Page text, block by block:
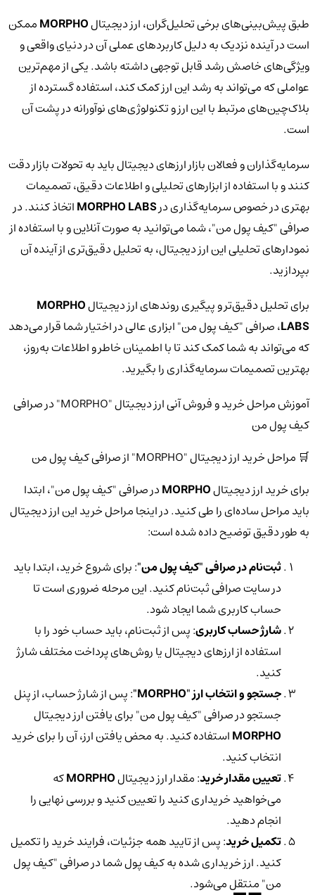
طبق پیش‌بینی‌های برخی تحلیل‌گران، ارز دیجیتالMORPHOممکن
است در آینده نزدیک به دلیل کاربردهای عملی آن در دنیای واقعی و
ویژگی‌های خاصش رشد قابل توجهی داشته باشد. یکی از مهم‌ترین
عواملی که می‌تواند به رشد این ارز کمک کند، استفاده گسترده از
بلاک‌چین‌های مرتبط با این ارز و تکنولوژی‌های نوآورانه در پشت آن
است.
سرمایه‌گذاران و فعالان بازار ارزهای دیجیتال باید به تحولات بازار دقت
کنند و با استفاده از ابزارهای تحلیلی و اطلاعات دقیق، تصمیمات
بهتری در خصوص سرمایه‌گذاری درMORPHO LABSاتخاذ کنند. در
صرافی "کیف پول من"، شما می‌توانید به صورت آنلاین و با استفاده از
نمودارهای تحلیلی این ارز دیجیتال، به تحلیل دقیق‌تری از آینده آن
بپردازید.
برای تحلیل دقیق‌تر و پیگیری روندهای ارز دیجیتالMORPHO
LABS، صرافی "کیف پول من" ابزاری عالی در اختیار شما قرار می‌دهد
که می‌تواند به شما کمک کند تا با اطمینان خاطر و اطلاعات به‌روز،
بهترین تصمیمات سرمایه‌گذاری را بگیرید.
آموزش مراحل خرید و فروش آنی ارز دیجیتال "MORPHO" در صرافی
کیف پول من
🛒 مراحل خرید ارز دیجیتال "MORPHO" از صرافی کیف پول من
برای خرید ارز دیجیتالMORPHOدر صرافی "کیف پول من"، ابتدا
باید مراحل ساده‌ای را طی کنید. در اینجا مراحل خرید این ارز دیجیتال
به طور دقیق توضیح داده شده است:
ثبت‌نام در صرافی "کیف پول من": برای شروع خرید، ابتدا باید
در سایت صرافی ثبت‌نام کنید. این مرحله ضروری است تا
حساب کاربری شما ایجاد شود.
شارژ حساب کاربری: پس از ثبت‌نام، باید حساب خود را با
استفاده از ارزهای دیجیتال یا روش‌های پرداخت مختلف شارژ
کنید.
جستجو و انتخاب ارز "MORPHO"
: پس از شارژ حساب، از پنل
جستجو در صرافی "کیف پول من" برای یافتن ارز دیجیتال
MORPHOاستفاده کنید. به محض یافتن ارز، آن را برای خرید
انتخاب کنید.
تعیین مقدار خرید: مقدار ارز دیجیتالMORPHOکه
می‌خواهید خریداری کنید را تعیین کنید و بررسی نهایی را
انجام دهید.
تکمیل خرید: پس از تایید همه جزئیات، فرایند خرید را تکمیل
کنید. ارز خریداری شده به کیف پول شما در صرافی "کیف پول
من" منتقل می‌شود.